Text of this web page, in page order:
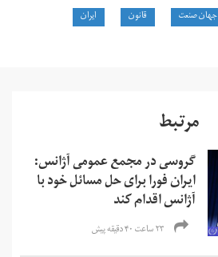
جهان صنعت قانون ایران
مرتبط
گروسی در مجمع عمومی آژانس:
ایران فورا برای حل مسائل خود با
آژانس اقدام کند
۲۳ ساعت ۴۰ دقیقه پیش